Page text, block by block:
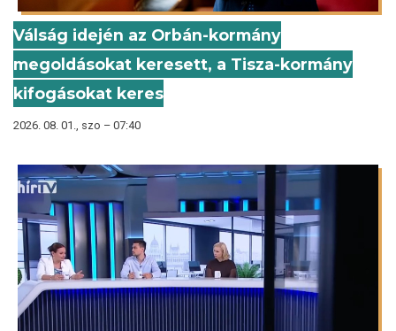
Válság idején az Orbán-kormány
megoldásokat keresett, a Tisza-kormány
kifogásokat keres
2026. 08. 01., szo – 07:40